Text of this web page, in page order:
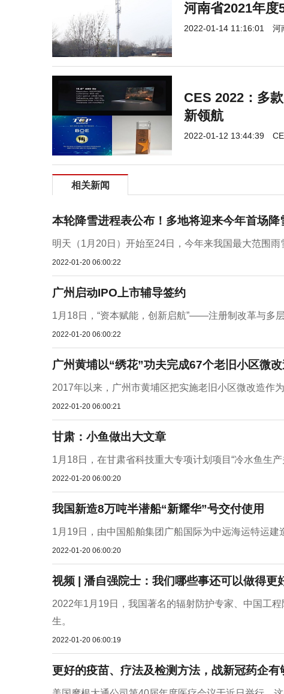
河南省2021年度
2022-01-14 11:16:01 河
CES 2022：多
新领航
2022-01-12 13:44:39
相关新闻
本轮降雪进程表公布！多地将迎来今年首场降
明天（1月20日）开始至24日，今年来我国最大范围
2022-01-20 06:00:22
广州启动IPO上市辅导签约
1月18日，“资本赋能，创新启航”——注册制改革与多
2022-01-20 06:00:22
广州黄埔以“绣花”功夫完成67个老旧小区微
2017年以来，广州市黄埔区把实施老旧小区微改造作
2022-01-20 06:00:21
甘肃：小鱼做出大文章
1月18日，在甘肃省科技重大专项计划项目“冷水鱼生
2022-01-20 06:00:20
我国新造8万吨半潜船“新耀华”号交付使用
1月19日，由中国船舶集团广船国际为中远海运特运
2022-01-20 06:00:20
视频 | 潘自强院士：我们哪些事还可以做得更
2022年1月19日，我国著名的辐射防护专家、中国工
生。
2022-01-20 06:00:19
更好的疫苗、疗法及检测方法，战新冠药企